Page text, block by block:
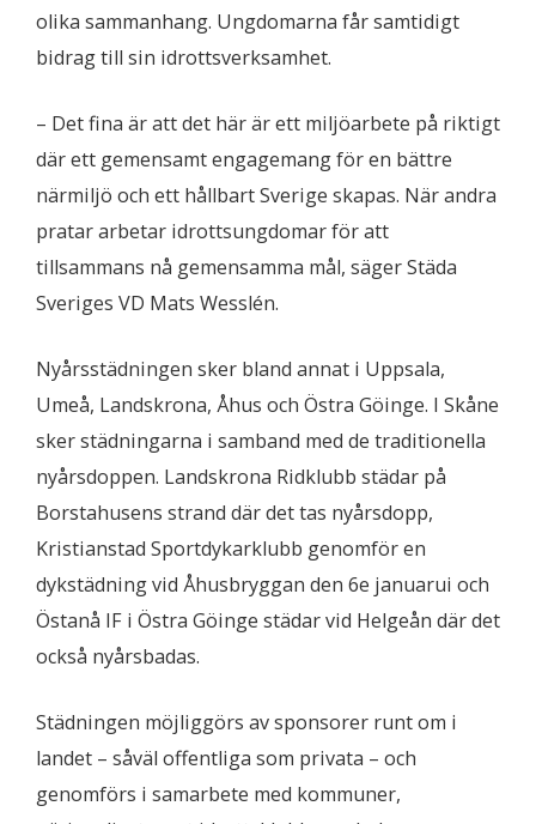
olika sammanhang. Ungdomarna får samtidigt
bidrag till sin idrottsverksamhet.
– Det fina är att det här är ett miljöarbete på riktigt
där ett gemensamt engagemang för en bättre
närmiljö och ett hållbart Sverige skapas. När andra
pratar arbetar idrottsungdomar för att
tillsammans nå gemensamma mål, säger Städa
Sveriges VD Mats Wesslén.
Nyårsstädningen sker bland annat i Uppsala,
Umeå, Landskrona, Åhus och Östra Göinge. I Skåne
sker städningarna i samband med de traditionella
nyårsdoppen. Landskrona Ridklubb städar på
Borstahusens strand där det tas nyårsdopp,
Kristianstad Sportdykarklubb genomför en
dykstädning vid Åhusbryggan den 6e januarui och
Östanå IF i Östra Göinge städar vid Helgeån där det
också nyårsbadas.
Städningen möjliggörs av sponsorer runt om i
landet – såväl offentliga som privata – och
genomförs i samarbete med kommuner,